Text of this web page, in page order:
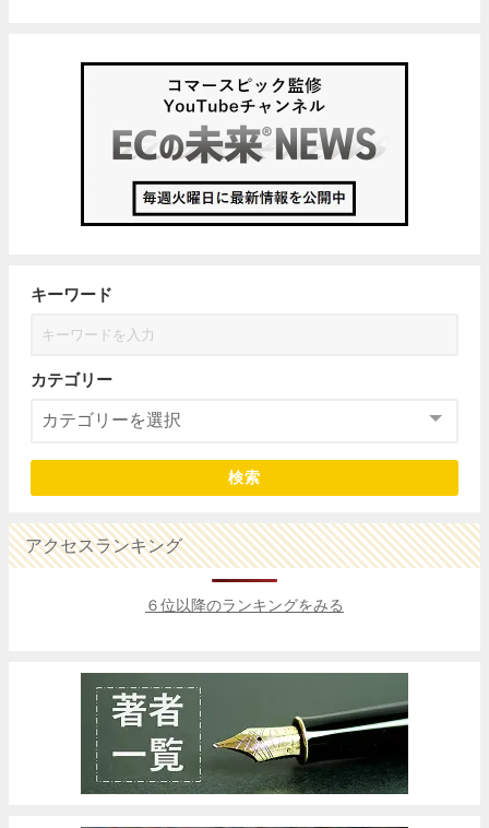
キーワード
カテゴリー
検索
アクセスランキング
６位以降のランキングをみる